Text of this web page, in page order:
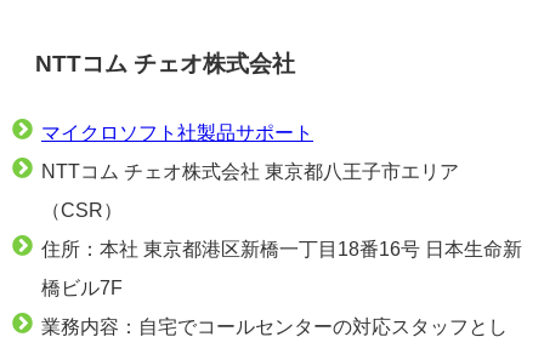
NTTコム チェオ株式会社
マイクロソフト社製品サポート
NTTコム チェオ株式会社 東京都八王子市エリア
（CSR）
住所：本社 東京都港区新橋一丁目18番16号 日本生命新
橋ビル7F
業務内容：自宅でコールセンターの対応スタッフとし